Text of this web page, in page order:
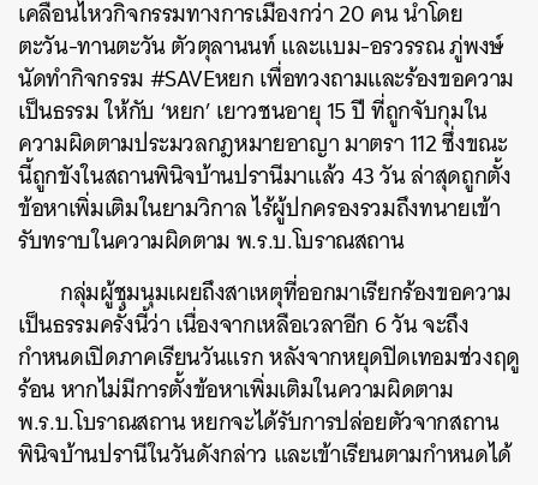
เคลื่อนไหวกิจกรรมทางการเมืองกว่า 20 คน นำโดย
ตะวัน-ทานตะวัน ตัวตุลานนท์ และแบม-อรวรรณ ภู่พงษ์
นัดทำกิจกรรม #SAVEหยก เพื่อทวงถามและร้องขอความ
เป็นธรรม ให้กับ ‘หยก’ เยาวชนอายุ 15 ปี ที่ถูกจับกุมใน
ความผิดตามประมวลกฎหมายอาญา มาตรา 112ซึ่งขณะ
นี้ถูกขังในสถานพินิจบ้านปรานีมาแล้ว 43 วัน ล่าสุดถูกตั้ง
ข้อหาเพิ่มเติมในยามวิกาล ไร้ผู้ปกครองรวมถึงทนายเข้า
รับทราบในความผิดตาม พ.ร.บ.โบราณสถาน
กลุ่มผู้ชุมนุมเผยถึงสาเหตุที่ออกมาเรียกร้องขอความ
เป็นธรรมครั้งนี้ว่า เนื่องจากเหลือเวลาอีก 6 วัน จะถึง
กำหนดเปิดภาคเรียนวันแรก หลังจากหยุดปิดเทอมช่วงฤดู
ร้อน หากไม่มีการตั้งข้อหาเพิ่มเติมในความผิดตาม
พ.ร.บ.โบราณสถาน หยกจะได้รับการปล่อยตัวจากสถาน
พินิจบ้านปรานีในวันดังกล่าว และเข้าเรียนตามกำหนดได้